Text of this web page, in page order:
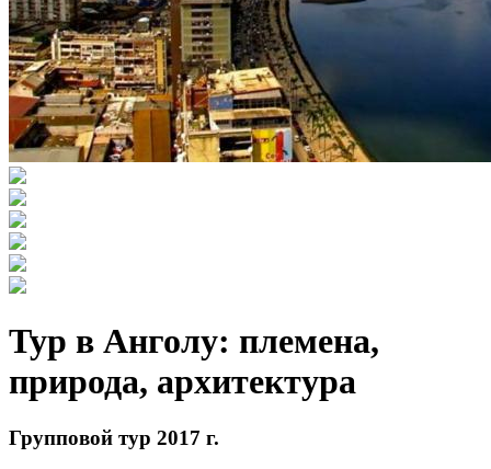
Тур в Анголу: племена,
природа, архитектура
Групповой тур 2017 г.